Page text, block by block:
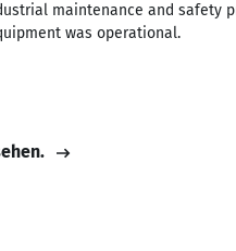
maintenance and safety
was operational.